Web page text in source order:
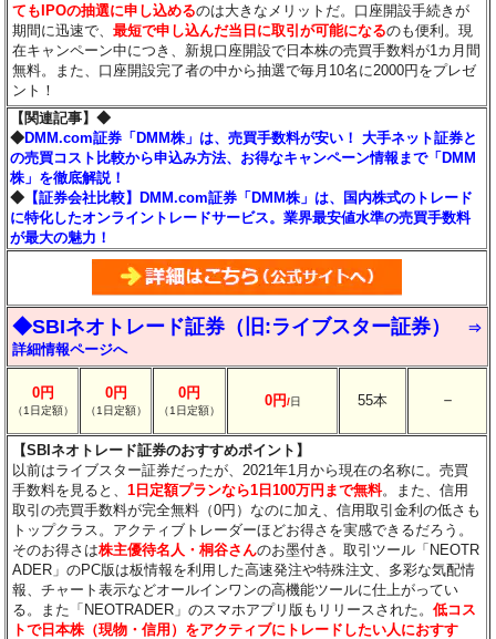
てもIPOの抽選に申し込めるのは大きなメリットだ。口座開設手続きが
期間に迅速で、最短で申し込んだ当日に取引が可能になるのも便利。現
在キャンペーン中につき、新規口座開設で日本株の売買手数料が1カ月間
無料。また、口座開設完了者の中から抽選で毎月10名に2000円をプレゼ
ント！
【関連記事】◆
◆DMM.com証券「DMM株」は、売買手数料が安い！ 大手ネット証券と
の売買コスト比較から申込み方法、お得なキャンペーン情報まで「DMM
株」を徹底解説！
◆ 【証券会社比較】DMM.com証券「DMM株」は、国内株式のトレード
に特化したオンライントレードサービス。業界最安値水準の売買手数料
が最大の魅力！
◆SBIネオトレード証券（旧:ライブスター証券）
⇒
詳細情報ページへ
0円
（1日定額）
0円
（1日定額）
0円
（1日定額）
0円/日 55本 －
【SBIネオトレード証券のおすすめポイント】
以前はライブスター証券だったが、2021年1月から現在の名称に。売買
手数料を見ると、1日定額プランなら1日100万円まで無料。また、信用
取引の売買手数料が完全無料（0円）なのに加え、信用取引金利の低さも
トップクラス。アクティブトレーダーほどお得さを実感できるだろう。
そのお得さは株主優待名人・桐谷さんのお墨付き。取引ツール「NEOTR
ADER」のPC版は板情報を利用した高速発注や特殊注文、多彩な気配情
報、チャート表示などオールインワンの高機能ツールに仕上がってい
る。また「NEOTRADER」のスマホアプリ版もリリースされた。低コス
トで日本株（現物・信用）をアクティブにトレードしたい人におすす